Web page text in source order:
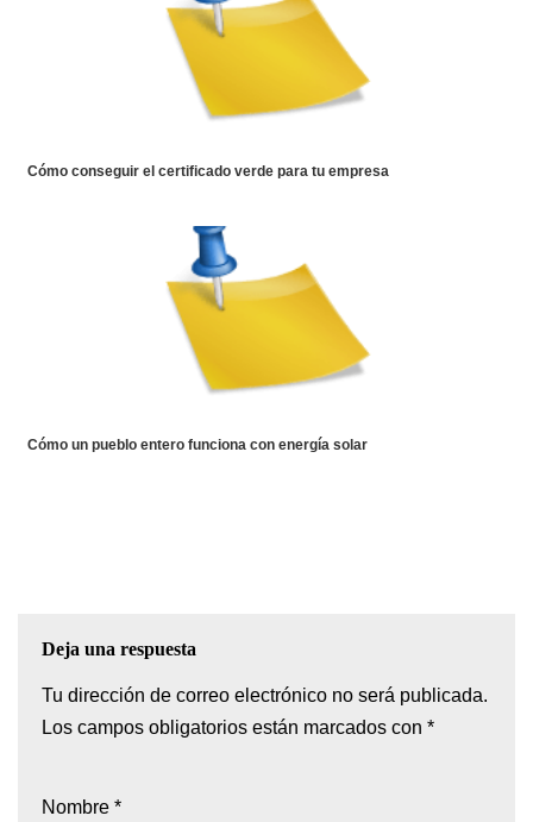
Cómo conseguir el certificado verde para tu empresa
Cómo un pueblo entero funciona con energía solar
Deja una respuesta
Tu dirección de correo electrónico no será publicada.
Los campos obligatorios están marcados con *
Nombre *